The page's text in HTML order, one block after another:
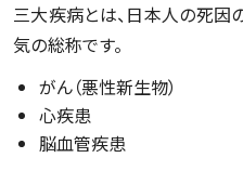
三大疾病とは、日本人の死
気の総称です。
がん（悪性新生物）
心疾患
脳血管疾患